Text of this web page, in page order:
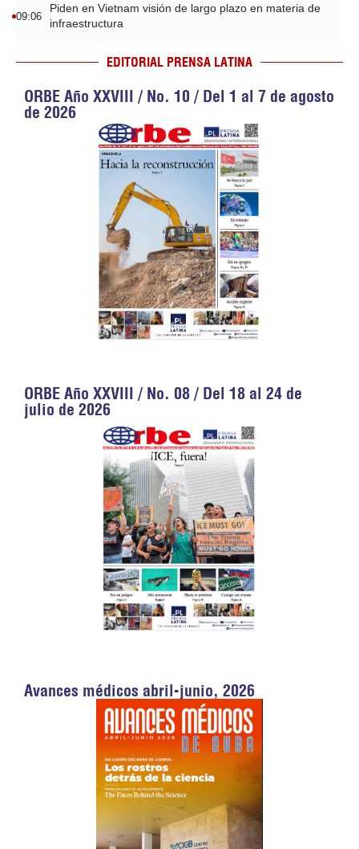
09:06
Piden en Vietnam visión de largo plazo en materia de
infraestructura
EDITORIAL PRENSA LATINA
ORBE Año XXVIII / No. 10 / Del 1 al 7 de agosto
de 2026
ORBE Año XXVIII / No. 08 / Del 18 al 24 de
julio de 2026
Avances médicos abril-junio, 2026